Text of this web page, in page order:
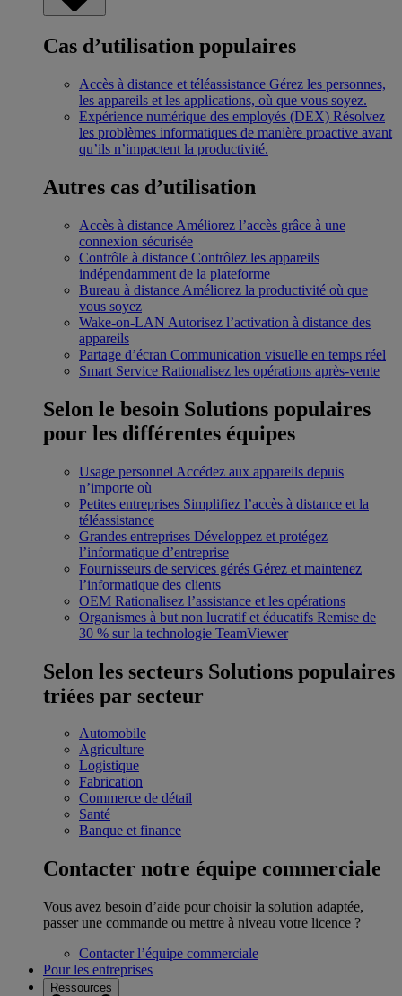
Cas d’utilisation populaires
Accès à distance et téléassistance Gérez les personnes,
les appareils et les applications, où que vous soyez.
Expérience numérique des employés (DEX) Résolvez
les problèmes informatiques de manière proactive avant
qu’ils n’impactent la productivité.
Autres cas d’utilisation
Accès à distance Améliorez l’accès grâce à une
connexion sécurisée
Contrôle à distance Contrôlez les appareils
indépendamment de la plateforme
Bureau à distance Améliorez la productivité où que
vous soyez
Wake-on-LAN Autorisez l’activation à distance des
appareils
Partage d’écran Communication visuelle en temps réel
Smart Service Rationalisez les opérations après-vente
Selon le besoin Solutions populaires
pour les différentes équipes
Usage personnel Accédez aux appareils depuis
n’importe où
Petites entreprises Simplifiez l’accès à distance et la
téléassistance
Grandes entreprises Développez et protégez
l’informatique d’entreprise
Fournisseurs de services gérés Gérez et maintenez
l’informatique des clients
OEM Rationalisez l’assistance et les opérations
Organismes à but non lucratif et éducatifs Remise de
30 % sur la technologie TeamViewer
Selon les secteurs Solutions populaires
triées par secteur
Automobile
Agriculture
Logistique
Fabrication
Commerce de détail
Santé
Banque et finance
Contacter notre équipe commerciale
Vous avez besoin d’aide pour choisir la solution adaptée,
passer une commande ou mettre à niveau votre licence ?
Contacter l’équipe commerciale
Pour les entreprises
Ressources